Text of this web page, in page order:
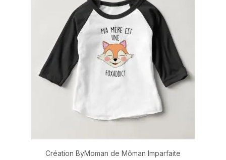
Création ByMoman de Môman Imparfaite